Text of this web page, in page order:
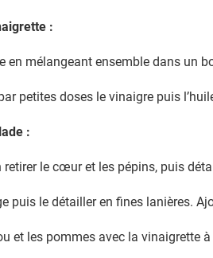
:
en mélangeant ensemble dans un
petites doses le vinaigre puis
:
retirer le cœur et les pépins, puis
puis le détailler en fines lanières.
et les pommes avec la vinaigrette